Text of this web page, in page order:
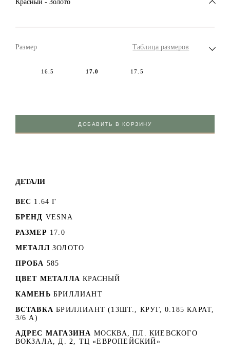
Красный - Золото
Размер Таблица размеров
16.5 17.0 17.5
ДОБАВИТЬ В КОРЗИНУ
ДЕТАЛИ
ВЕС 1.64 Г
БРЕНД VESNA
РАЗМЕР 17.0
МЕТАЛЛ ЗОЛОТО
ПРОБА 585
ЦВЕТ МЕТАЛЛА КРАСНЫЙ
КАМЕНЬ БРИЛЛИАНТ
ВСТАВКА БРИЛЛИАНТ (13ШТ., КРУГ, 0.185 КАРАТ,
3/6 А)
АДРЕС МАГАЗИНА МОСКВА, ПЛ. КИЕВСКОГО
ВОКЗАЛА, Д. 2, ТЦ «ЕВРОПЕЙСКИЙ»